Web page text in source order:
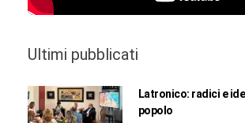
Ultimi pubblicati
Latronico: radici e
popolo